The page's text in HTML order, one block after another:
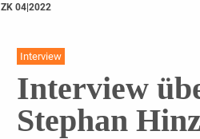
ZK 04|2022
Interview
Interview
Stephan Hinz